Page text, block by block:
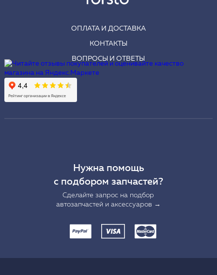
ОПЛАТА И ДОСТАВКА
КОНТАКТЫ
ВОПРОСЫ И ОТВЕТЫ
Нужна помощь
с подбором запчастей?
Сделайте запрос на подбор
автозапчастей и аксессуаров →